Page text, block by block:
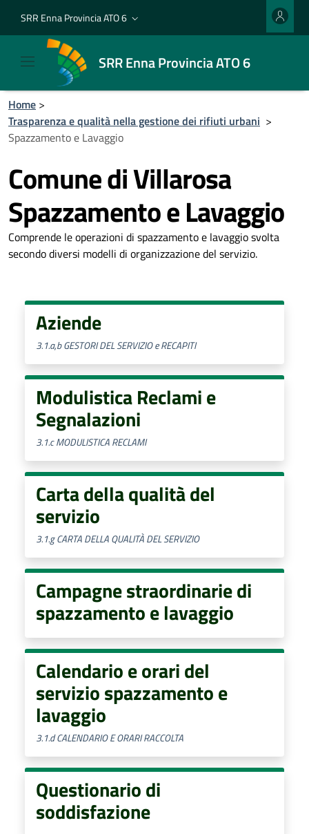
SRR Enna Provincia ATO 6
SRR Enna Provincia ATO 6
Home >
Trasparenza e qualità nella gestione dei rifiuti urbani >
Spazzamento e Lavaggio
Comune di Villarosa
Spazzamento e Lavaggio
Comprende le operazioni di spazzamento e lavaggio svolta
secondo diversi modelli di organizzazione del servizio.
Aziende
3.1.a,b GESTORI DEL SERVIZIO e RECAPITI
Modulistica Reclami e
Segnalazioni
3.1.c MODULISTICA RECLAMI
Carta della qualità del
servizio
3.1.g CARTA DELLA QUALITÀ DEL SERVIZIO
Campagne straordinarie di
spazzamento e lavaggio
Calendario e orari del
servizio spazzamento e
lavaggio
3.1.d CALENDARIO E ORARI RACCOLTA
Questionario di
soddisfazione